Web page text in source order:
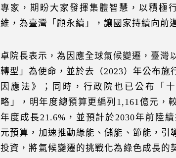
專家，期盼大家發揮集體智慧，以積極
維，為臺灣「顧永續」，讓國家持續向前
卓院長表示，為因應全球氣候變遷，臺灣
轉型」為使命，並於去（2023）年公布施
因應法》；同時，行政院也已公布「
略」，明年度總預算更編列1,161億元，
年度成長21.6%，並預計於2030年前陸
元預算，加速推動綠能、儲能、節能，引
投資，將氣候變遷的挑戰化為綠色成長的